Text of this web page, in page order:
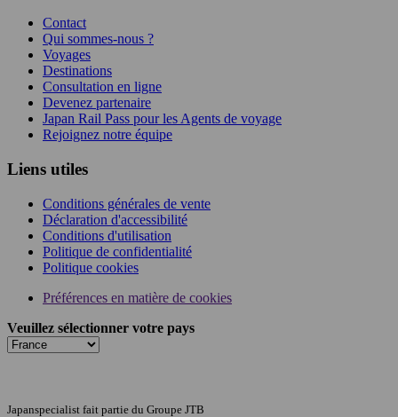
Contact
Qui sommes-nous ?
Voyages
Destinations
Consultation en ligne
Devenez partenaire
Japan Rail Pass pour les Agents de voyage
Rejoignez notre équipe
Liens utiles
Conditions générales de vente
Déclaration d'accessibilité
Conditions d'utilisation
Politique de confidentialité
Politique cookies
Préférences en matière de cookies
Veuillez sélectionner votre pays
Japanspecialist fait partie du Groupe JTB